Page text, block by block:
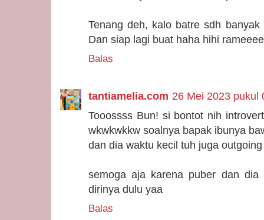
Tenang deh, kalo batre sdh
Dan siap lagi buat haha hihi
Balas
tantiamelia.com 26 Mei 2023 pukul
Tooossss Bun! si bontot nih
wkwkwkkw soalnya bapak ibunya
dan dia waktu kecil tuh juga
semoga aja karena puber dan dia
dirinya dulu yaa
Balas